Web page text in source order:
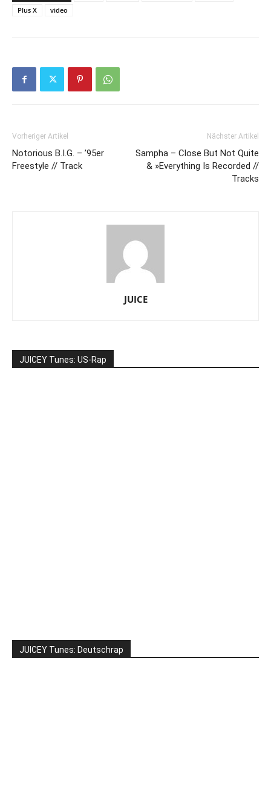
Plus X
video
Vorheriger Artikel
Notorious B.I.G. – ’95er
Freestyle // Track
Nächster Artikel
Sampha – Close But Not Quite
& »Everything Is Recorded //
Tracks
JUICE
JUICEY Tunes: US-Rap
JUICEY Tunes: Deutschrap